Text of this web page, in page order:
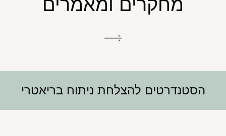
מחקרים ומאמרים
הסטנדרטים להצלחת ניתוח בריאטרי